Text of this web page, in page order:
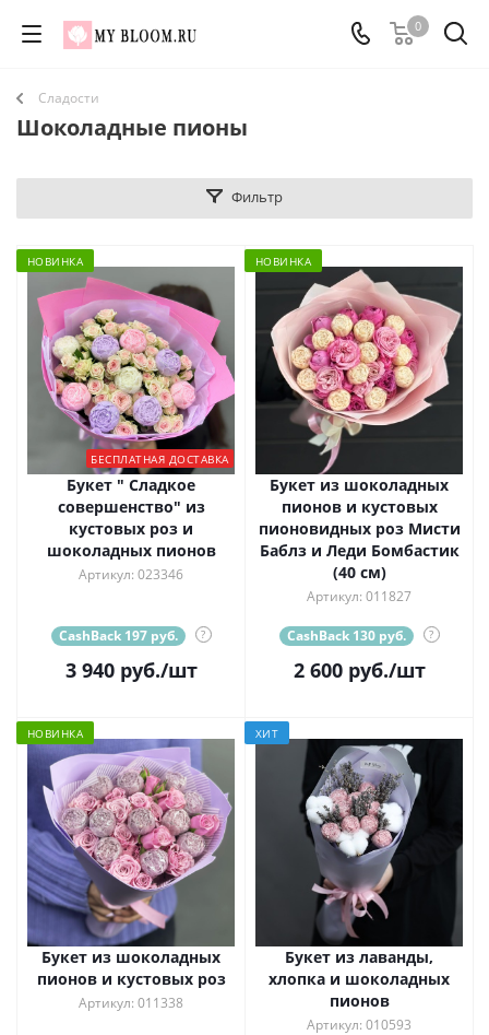
0
Сладости
Шоколадные пионы
Фильтр
НОВИНКА
БЕСПЛАТНАЯ ДОСТАВКА
Букет " Сладкое
совершенство" из
кустовых роз и
шоколадных пионов
Артикул: 023346
CashBack 197 руб. ?
3 940руб./шт
НОВИНКА
Букет из шоколадных
пионов и кустовых
пионовидных роз Мисти
Баблз и Леди Бомбастик
(40 см)
Артикул: 011827
CashBack 130 руб. ?
2 600руб./шт
НОВИНКА
Букет из шоколадных
пионов и кустовых роз
Артикул: 011338
ХИТ
Букет из лаванды,
хлопка и шоколадных
пионов
Артикул: 010593